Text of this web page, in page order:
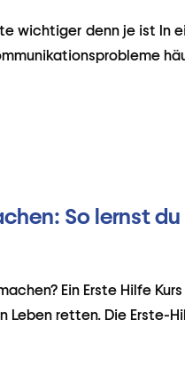
wichtiger denn je ist In
So lernst
Ein Erste Hilfe
Leben retten. Die Erste-